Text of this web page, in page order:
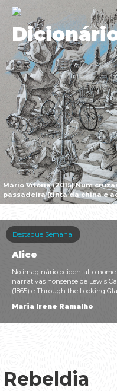
Mário Vitória (2015) Num
passadeira [tinta da china e
Destaque Semanal
Alice
No imaginário ocidental, o
narrativas nonsense de Lewis
(1865) e Through the Looking
Maria Irene Ramalho
Rebeldia